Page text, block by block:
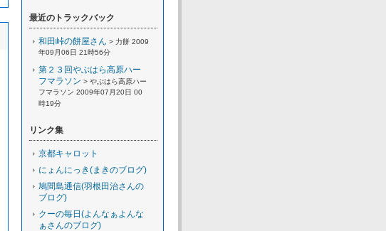
最近のトラックバック
和田峠の餅屋さん > 力餅 2009
年09月06日 21時56分
第２３回やぶはら高原ハー
フマラソン > やぶはら高原ハー
フマラソン 2009年07月20日 00
時19分
リンク集
京都キャロット
にょんにっき(まきのブログ)
鳩間島通信(羽根田治さんの
ブログ)
クーの毎日(よんなぁよんな
ぁさんのブログ)